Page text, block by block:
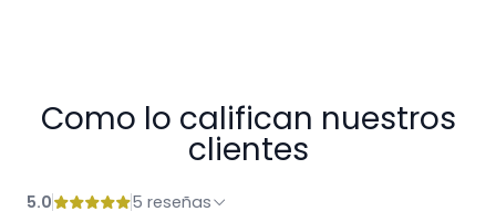
Como lo califican nuestros
clientes
5.0
5 reseñas